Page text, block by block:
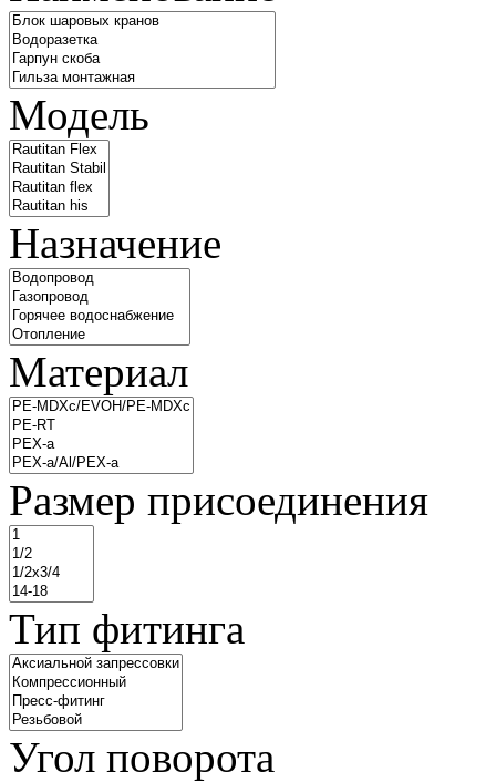
Модель
Назначение
Материал
Размер присоединения
Тип фитинга
Угол поворота